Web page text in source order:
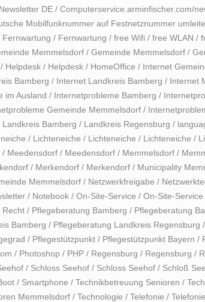
DE / Computerservice.arminfischer.com/
Mobilfunknummer auf Festnetznummer
Fernwartung / Fernwartung / free Wifi / free WLAN /
Memmelsdorf / Gemeinde Memmelsdorf /
/ Helpdesk / Helpdesk / HomeOffice / Internet
Bamberg / Internet Landkreis Bamberg / Internet
im Ausland / Internetprobleme Bamberg /
Gemeinde Memmelsdorf /
Landkreis Bamberg / Landkreis Regensburg /
/ Lichteneiche / Lichteneiche / Lichteneiche /
/ Meedensdorf / Meedensdorf / Memmelsdorf /
/ Merkendorf / Merkendorf / Municipality
Memmelsdorf / Netzwerkfreigabe /
/ Notebook / On-Site-Service / On-Site-Service
Recht / Pflegeberatung Bamberg / Pflegeberatung
Bamberg / Pflegeberatung Landkreis Regensburg /
/ Pflegestützpunkt / Pflegestützpunkt Bayern /
/ Photoshop / PHP / Regensburg / Regensburg /
/ Schloss Seehof / Schloss Seehof / Schloß
/ Smartphone / Technikbetreuung Senioren /
Memmelsdorf / Technologie / Telefonie / Telefonie